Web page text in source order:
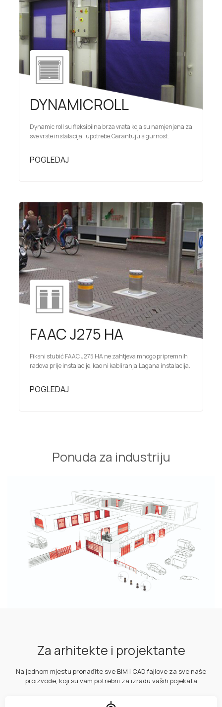
DYNAMICROLL
Dynamic roll su fleksibilna brza vrata koja su namjenjena za
sve vrste instalacija i upotrebe.Garantuju sigurnost.
POGLEDAJ
FAAC J275 HA
Fiksni stubić FAAC J275 HA ne zahtjeva mnogo pripremnih
radova prije instalacije, kao ni kabliranja.Lagana instalacija.
POGLEDAJ
Ponuda za industriju
Za arhitekte i projektante
Na jednom mjestu pronađite sve BIM i CAD fajlove za sve naše
proizvode, koji su vam potrebni za izradu vaših pojekata